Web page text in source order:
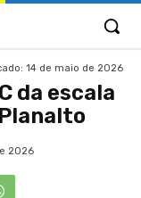
14 de maio de 2026
da escala
2026